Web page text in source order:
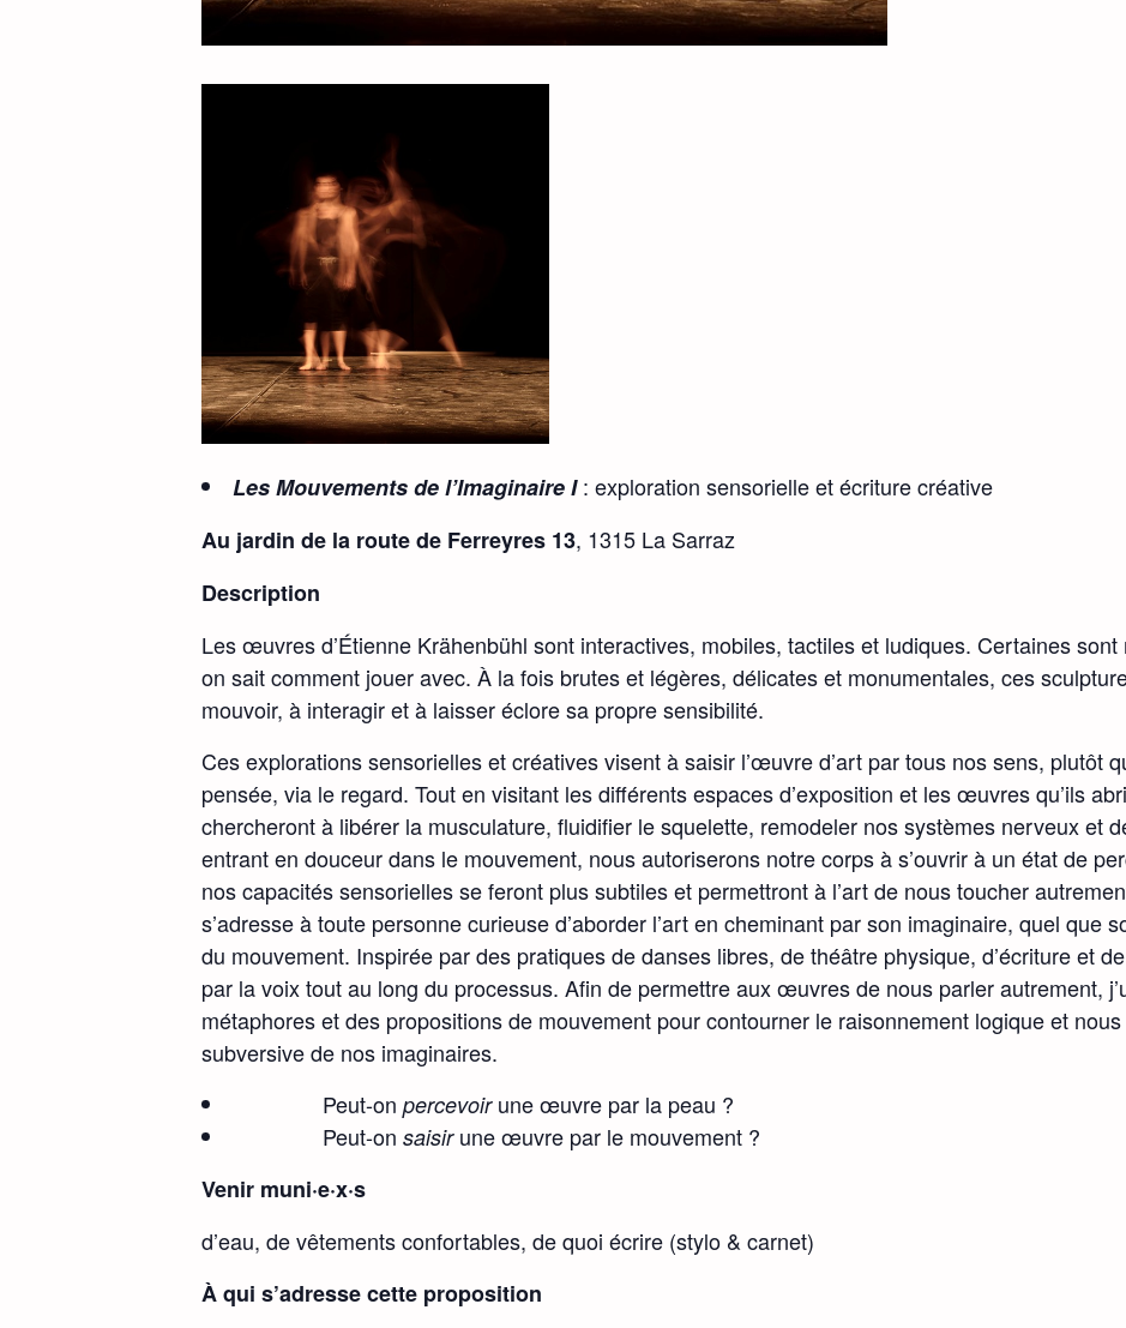
Les Mouvements de l’Imaginaire I: exploration sensorielle et écriture créative
Au jardin de la route de Ferreyres 13, 1315 La Sarraz
Description
Les œuvres d’Étienne Krähenbühl sont interactives, mobiles, tactiles et ludiques. Certaines
on sait comment jouer avec. À la fois brutes et légères, délicates et monumentales, ces
mouvoir, à interagir et à laisser éclore sa propre sensibilité.
Ces explorations sensorielles et créatives visent à saisir l’œuvre d’art par tous nos sens, plutôt
pensée, via le regard. Tout en visitant les différents espaces d’exposition et les œuvres qu’ils
chercheront à libérer la musculature, fluidifier le squelette, remodeler nos systèmes nerveux et
entrant en douceur dans le mouvement, nous autoriserons notre corps à s’ouvrir à un état de
nos capacités sensorielles se feront plus subtiles et permettront à l’art de nous toucher
s’adresse à toute personne curieuse d’aborder l’art en cheminant par son imaginaire, quel que
du mouvement. Inspirée par des pratiques de danses libres, de théâtre physique, d’écriture et
par la voix tout au long du processus. Afin de permettre aux œuvres de nous parler autrement,
métaphores et des propositions de mouvement pour contourner le raisonnement logique et
subversive de nos imaginaires.
Peut-on percevoirune œuvre par la peau ?
Peut-on saisirune œuvre par le mouvement ?
Venir muni·e·x·s
d’eau, de vêtements confortables, de quoi écrire (stylo & carnet)
À qui s’adresse cette proposition